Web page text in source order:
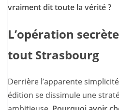
vraiment dit toute la vérité ?
L’opération
tout Strasbourg
Derrière l’apparente
édition se dissimule une